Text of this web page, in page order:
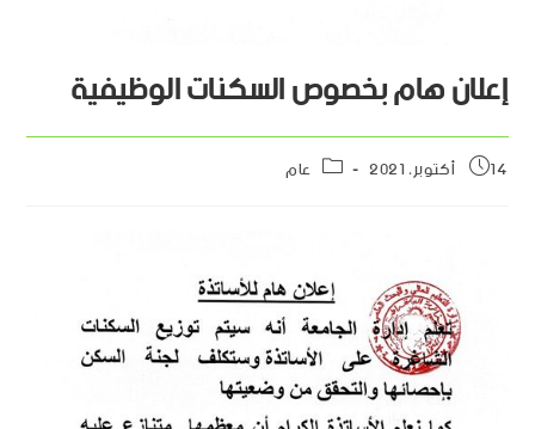
إعلان هام بخصوص السكنات الوظيفية
14 أكتوبر، 2021 عام